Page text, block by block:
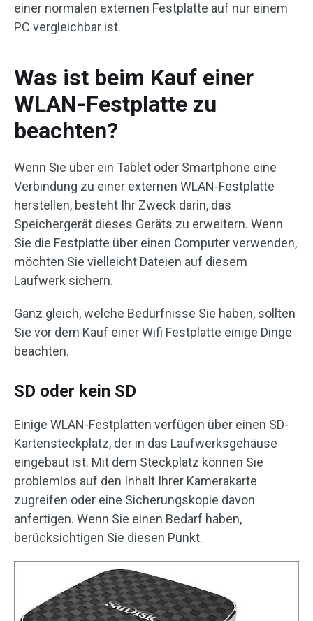
einer normalen externen Festplatte auf nur einem
PC vergleichbar ist.
Was ist beim Kauf einer
WLAN-Festplatte zu
beachten?
Wenn Sie über ein Tablet oder Smartphone eine
Verbindung zu einer externen WLAN-Festplatte
herstellen, besteht Ihr Zweck darin, das
Speichergerät dieses Geräts zu erweitern. Wenn
Sie die Festplatte über einen Computer verwenden,
möchten Sie vielleicht Dateien auf diesem
Laufwerk sichern.
Ganz gleich, welche Bedürfnisse Sie haben, sollten
Sie vor dem Kauf einer Wifi Festplatte einige Dinge
beachten.
SD oder kein SD
Einige WLAN-Festplatten verfügen über einen SD-
Kartensteckplatz, der in das Laufwerksgehäuse
eingebaut ist. Mit dem Steckplatz können Sie
problemlos auf den Inhalt Ihrer Kamerakarte
zugreifen oder eine Sicherungskopie davon
anfertigen. Wenn Sie einen Bedarf haben,
berücksichtigen Sie diesen Punkt.